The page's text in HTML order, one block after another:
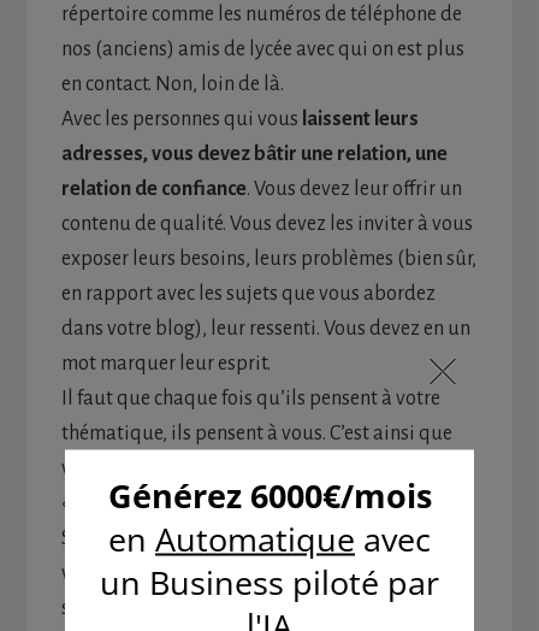
répertoire comme les numéros de téléphone de
nos (anciens) amis de lycée avec qui on est plus
en contact. Non, loin de là.
Avec les personnes qui vous laissent leurs
adresses, vous devez bâtir une relation, une
relation de confiance. Vous devez leur offrir un
contenu de qualité. Vous devez les inviter à vous
exposer leurs besoins, leurs problèmes (bien sûr,
en rapport avec les sujets que vous abordez
dans votre blog), leur ressenti. Vous devez en un
mot marquer leur esprit.
Il faut que chaque fois qu’ils pensent à votre
thématique, ils pensent à vous. C’est ainsi que
vous pourrez profiter de la célèbre phrase
« L’argent est dans la liste ».
Si vous bénéficiez donc d’une telle confiance de
votre auditoire, vous pouvez être sûr, votre
succès est garanti. Il vous suffira juste de lui